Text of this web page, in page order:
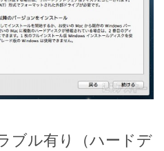
ブル有り（ハードデ